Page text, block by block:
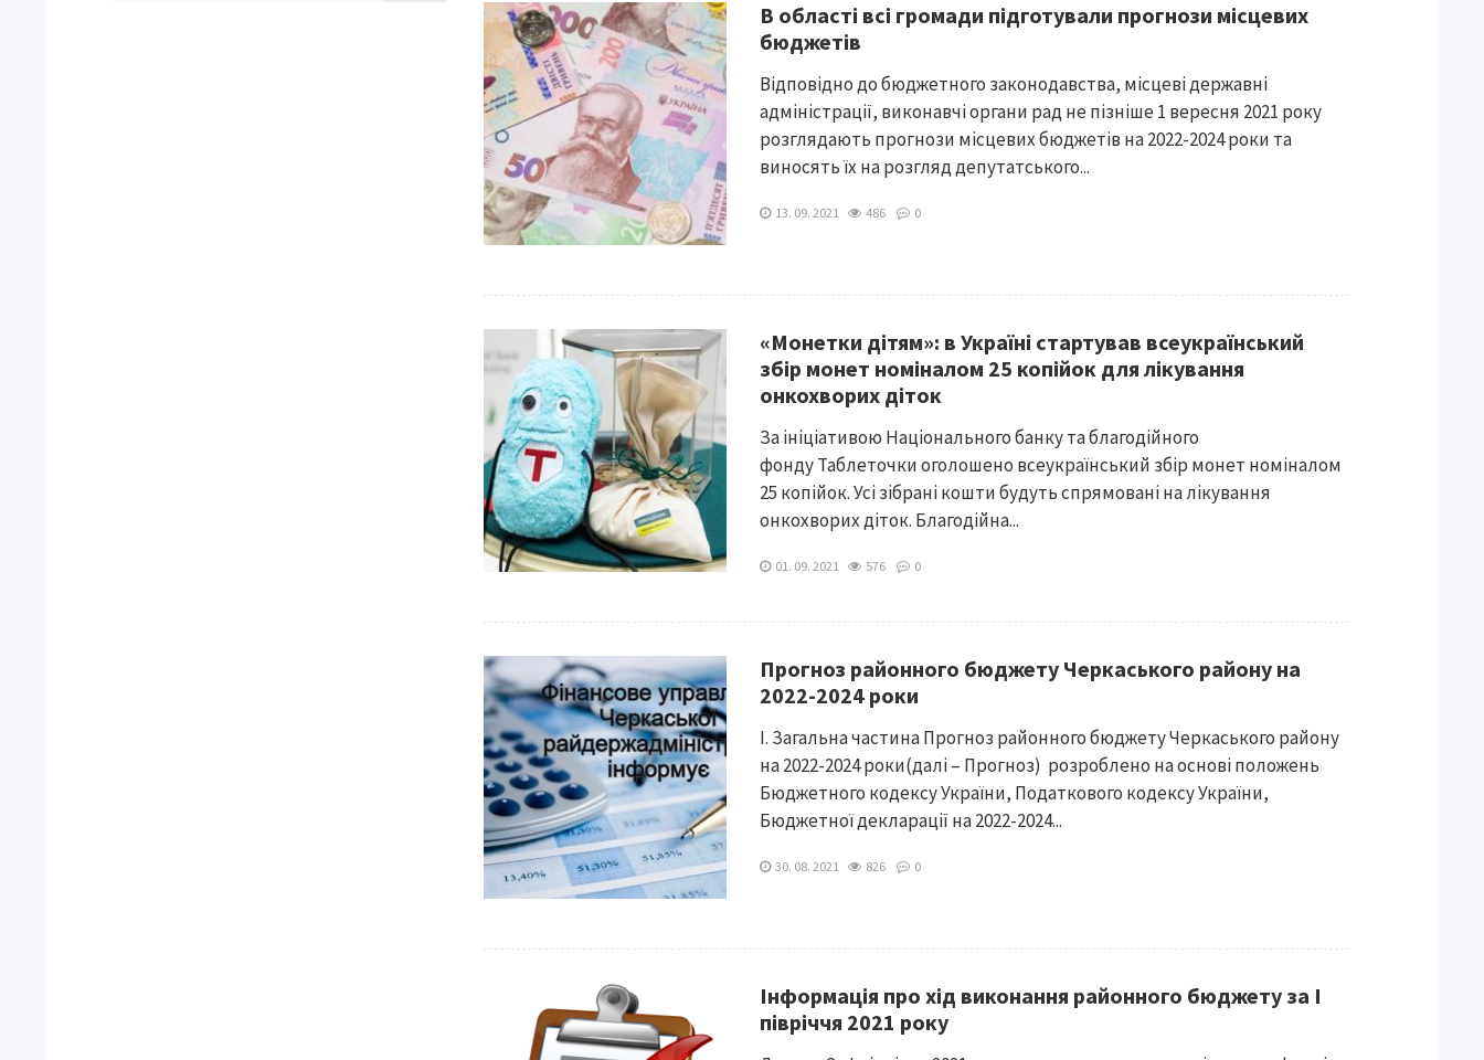
В області всі громади підготували прогнози місцевих
бюджетів
Відповідно до бюджетного законодавства, місцеві державні
адміністрації, виконавчі органи рад не пізніше 1 вересня 2021 року
розглядають прогнози місцевих бюджетів на 2022-2024 роки та
виносять їх на розгляд депутатського...
13. 09. 2021 486 0
«Монетки дітям»: в Україні стартував всеукраїнський
збір монет номіналом 25 копійок для лікування
онкохворих діток
За ініціативою Національного банку та благодійного
фонду Таблеточки оголошено всеукраїнський збір монет номіналом
25 копійок. Усі зібрані кошти будуть спрямовані на лікування
онкохворих діток. Благодійна...
01. 09. 2021 576 0
Прогноз районного бюджету Черкаського району на
2022-2024 роки
І. Загальна частина Прогноз районного бюджету Черкаського району
на 2022-2024 роки(далі – Прогноз) розроблено на основі положень
Бюджетного кодексу України, Податкового кодексу України,
Бюджетної декларації на 2022-2024...
30. 08. 2021 826 0
Інформація про хід виконання районного бюджету за І
півріччя 2021 року